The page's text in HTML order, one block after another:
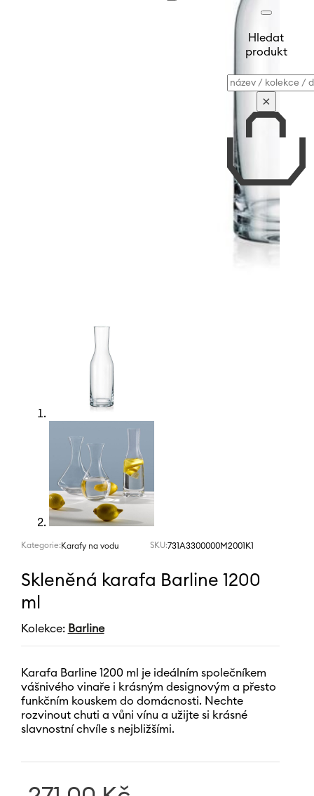
Hledat
produkt
Vyhledávání
×
Kategorie:Karafy na vodu SKU:731A3300000M2001K1
Skleněná karafa Barline 1200
ml
Kolekce: Barline
Karafa Barline 1200 ml je ideálním společníkem
vášnivého vinaře i krásným designovým a přesto
funkčním kouskem do domácnosti. Nechte
rozvinout chuti a vůni vínu a užijte si krásné
slavnostní chvíle s nejbližšími.